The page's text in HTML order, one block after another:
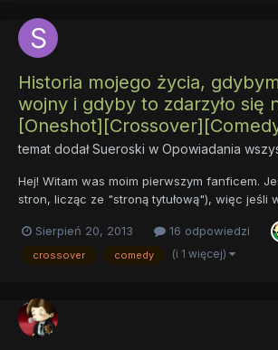
Historia mojego życia,
wojny i gdyby to zdarzyło się
temat dodałSueroski w Opowiadania
Hej! Witam was moim pierwszym fanficem.
stron, licząc ze "stroną tytułową"), więc jeśli
który podczas drugiej wojny światowej
lat, przez ten czas świat ludzi zmienił się w
Sierpień 20, 2013 16 odpowiedzi
crossover comedy (i 1 więcej)